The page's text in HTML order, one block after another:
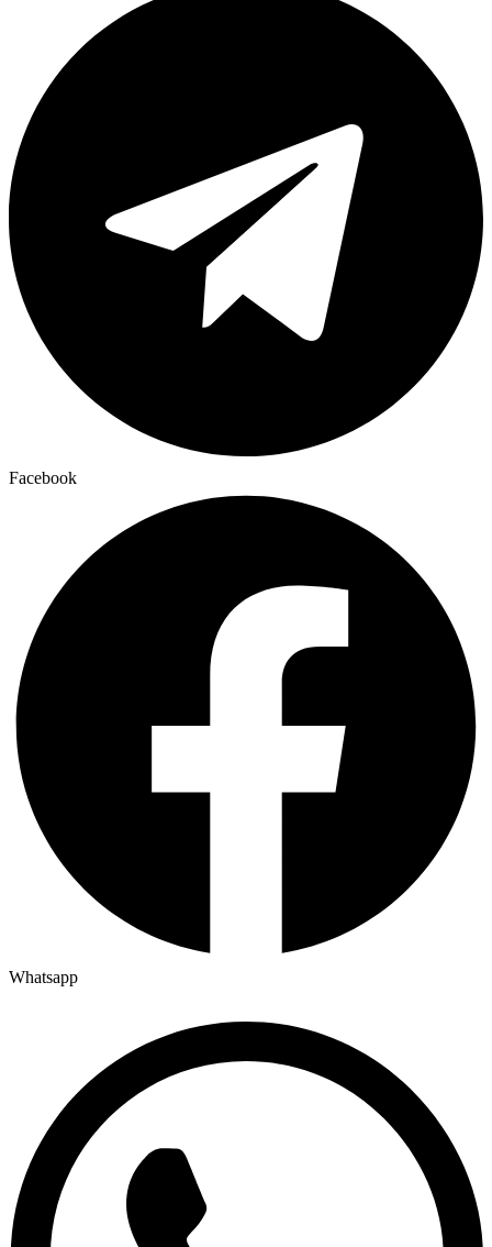
Facebook
Whatsapp